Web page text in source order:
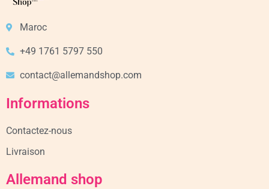
Maroc
+49 1761 5797 550
contact@allemandshop.com
Informations
Contactez-nous
Livraison
Allemand shop